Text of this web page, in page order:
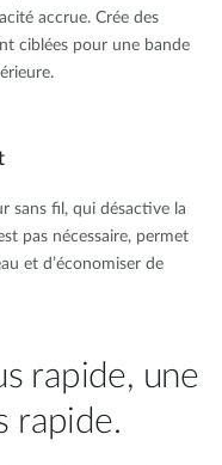
accrue. Crée des
ciblées pour une bande
sans fil, qui désactive la
pas nécessaire, permet
et d’économiser de
rapide, une
rapide.